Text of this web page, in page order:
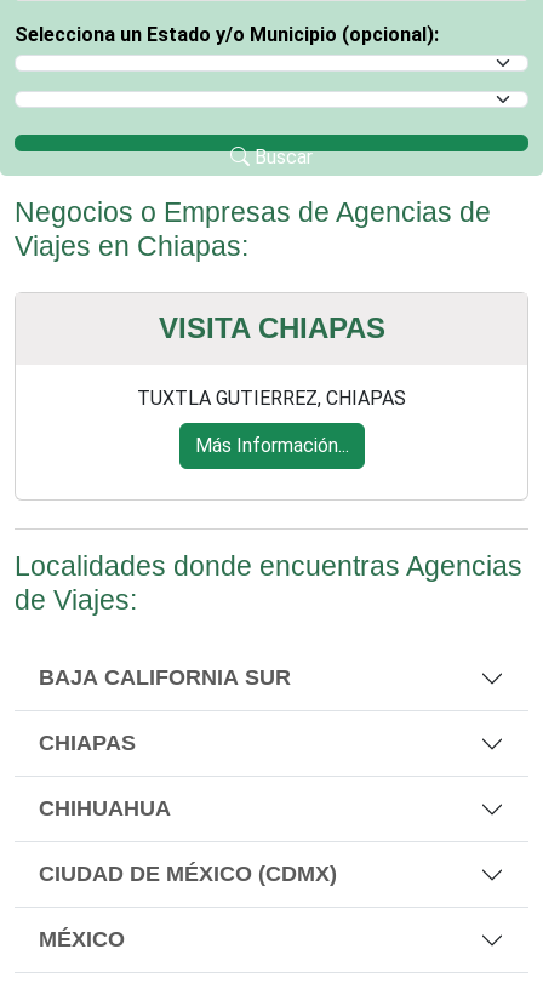
Selecciona un Estado y/o Municipio (opcional):
Selecciona un Estado
Selecciona un Municipio
Buscar
Negocios o Empresas de Agencias de
Viajes en Chiapas:
VISITA CHIAPAS
TUXTLA GUTIERREZ, CHIAPAS
Más Información...
Localidades donde encuentras Agencias
de Viajes:
BAJA CALIFORNIA SUR
CHIAPAS
CHIHUAHUA
CIUDAD DE MÉXICO (CDMX)
MÉXICO